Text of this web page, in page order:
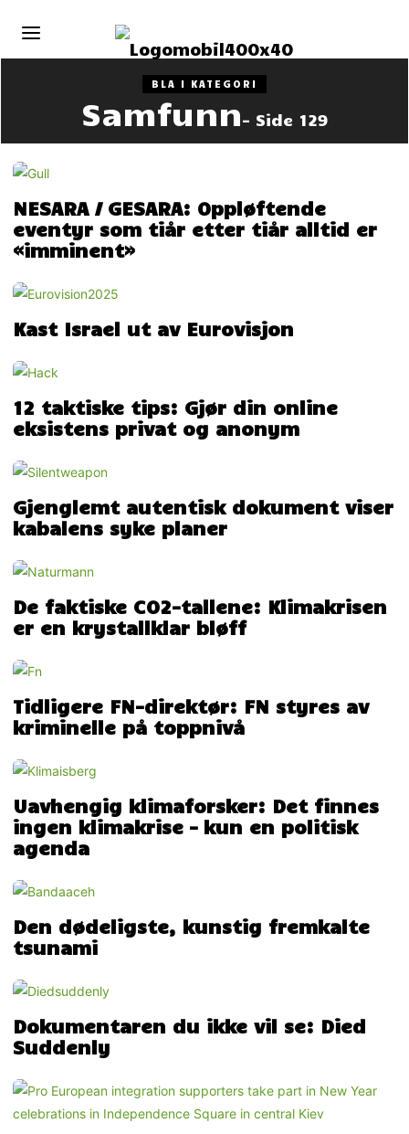
BLA I KATEGORI
Samfunn- Side 129
NESARA / GESARA: Oppløftende
eventyr som tiår etter tiår alltid er
«imminent»
Kast Israel ut av Eurovisjon
12 taktiske tips: Gjør din online
eksistens privat og anonym
Gjenglemt autentisk dokument viser
kabalens syke planer
De faktiske CO2-tallene: Klimakrisen
er en krystallklar bløff
Tidligere FN-direktør: FN styres av
kriminelle på toppnivå
Uavhengig klimaforsker: Det finnes
ingen klimakrise – kun en politisk
agenda
Den dødeligste, kunstig fremkalte
tsunami
Dokumentaren du ikke vil se: Died
Suddenly